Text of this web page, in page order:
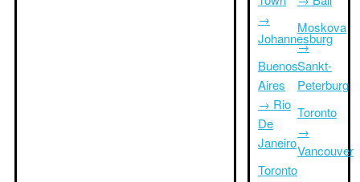
→
Johannesburg
Buenos
Aires
→ Rio
De
Janeiro
Toronto
Moskova
→
Sankt-
Peterburg
Toronto
→
Vancouver